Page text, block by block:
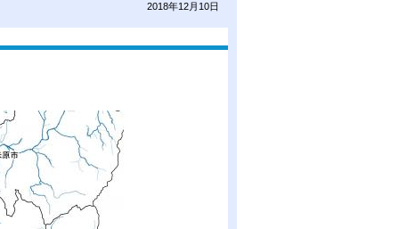
2018年12月10日